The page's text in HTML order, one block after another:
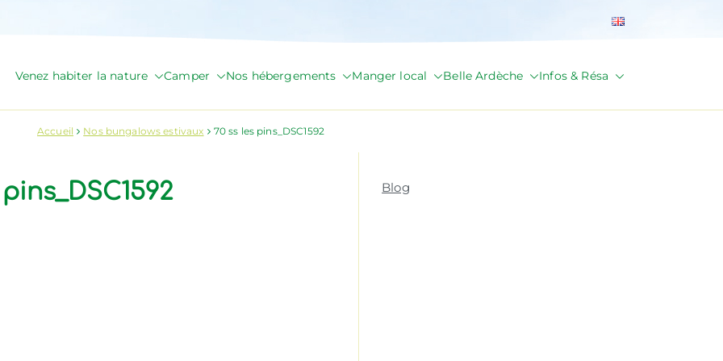
Venez habiter la nature Camper Nos hébergements Manger local Belle Ardèche Infos & Résa
Accueil Nos bungalows estivaux 70 ss les pins_DSC1592
Blog